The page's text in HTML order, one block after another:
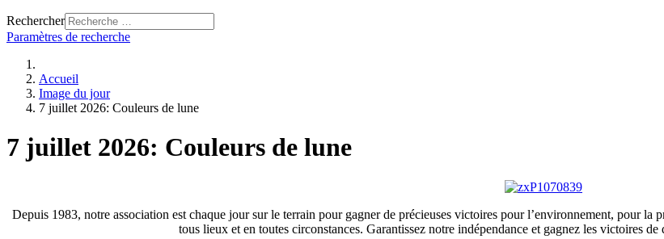
Rechercher
Paramètres de recherche
Accueil
Image du jour
7 juillet 2026: Couleurs de lune
7 juillet 2026: Couleurs de lune
Depuis 1983, notre association est chaque jour sur le terrain pour gagner de précieuses victoires pour l’environnement, pour la
tous lieux et en toutes circonstances. Garantissez notre indépendance et gagnez les victoires de